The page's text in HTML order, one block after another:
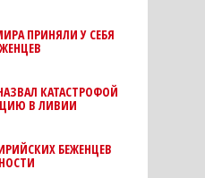
ПРИНЯЛИ У СЕБЯ
КАТАСТРОФОЙ
В ЛИВИИ
БЕЖЕНЦЕВ